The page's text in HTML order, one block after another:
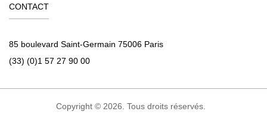
CONTACT
85 boulevard Saint-Germain 75006 Paris
(33) (0)1 57 27 90 00
Copyright © 2026. Tous droits réservés.